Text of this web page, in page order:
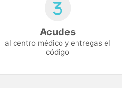
Acudes
al centro médico y entregas el
código